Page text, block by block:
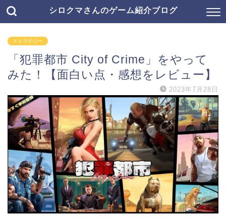
シロクマさんのゲーム紹介ブログ
ストラテジー
「犯罪都市 City of Crime」をやって
みた！【面白い点・感想をレビュー】
2023年7月28日